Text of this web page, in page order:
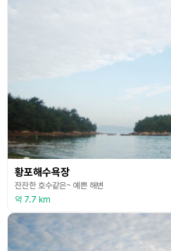
황포해수욕장
잔잔한 호수같은~ 예쁜 해변
약 7.7 km